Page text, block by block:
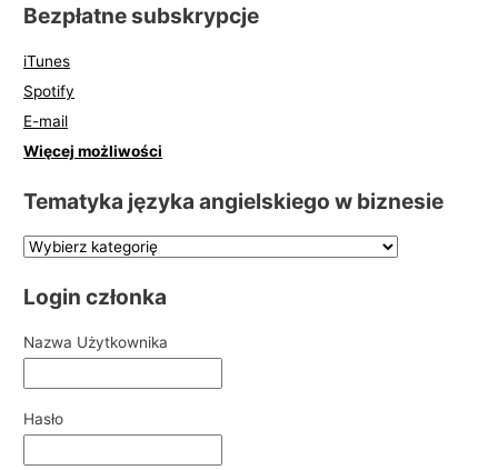
Bezpłatne subskrypcje
iTunes
Spotify
E-mail
Więcej możliwości
Tematyka języka angielskiego w biznesie
Login członka
Nazwa Użytkownika
Hasło